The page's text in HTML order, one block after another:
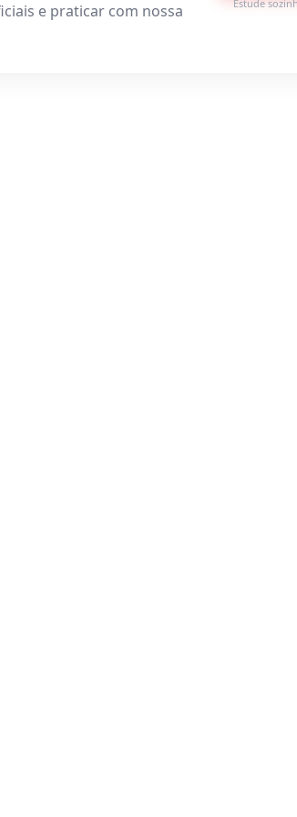
e praticar com nossa
Estude